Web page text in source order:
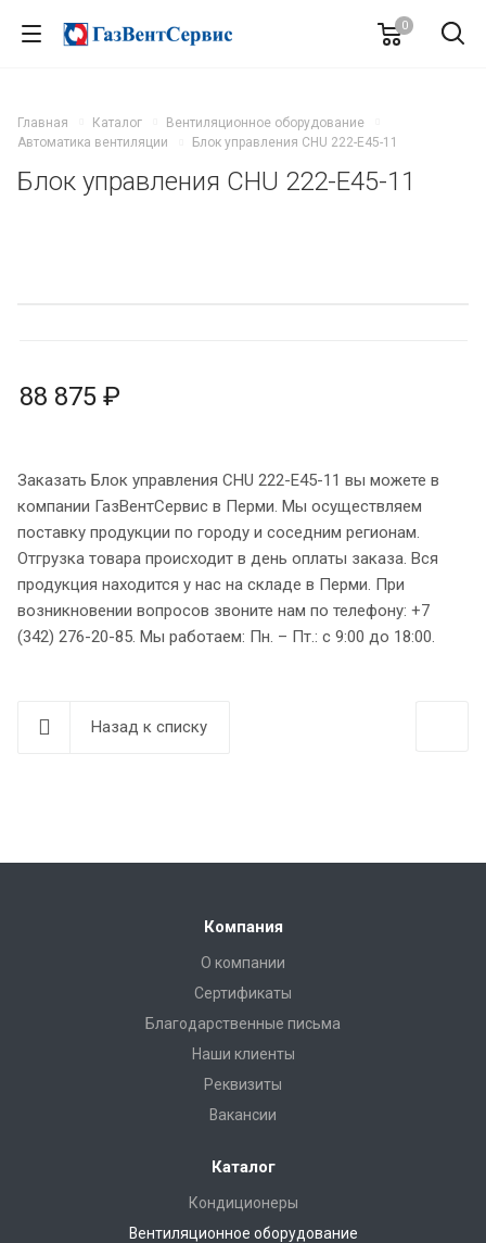
0
Главная Каталог
Вентиляционное оборудование
Автоматика вентиляции
Блок управления CHU 222-E45-11
Блок управления CHU 222-E45-11
88 875 ₽
Заказать Блок управления CHU 222-E45-11 вы можете в
компании ГазВентСервис в Перми. Мы осуществляем
поставку продукции по городу и соседним регионам.
Отгрузка товара происходит в день оплаты заказа. Вся
продукция находится у нас на складе в Перми. При
возникновении вопросов звоните нам по телефону: +7
(342) 276-20-85. Мы работаем: Пн. – Пт.: с 9:00 до 18:00.
Назад к списку
Компания
О компании
Сертификаты
Благодарственные письма
Наши клиенты
Реквизиты
Вакансии
Каталог
Кондиционеры
Вентиляционное оборудование